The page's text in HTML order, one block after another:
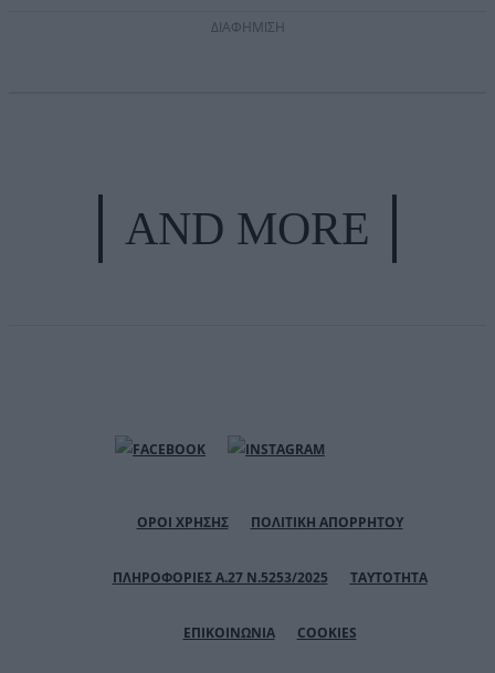
ΔΙΑΦΗΜΙΣΗ
AND MORE
ΟΡΟΙ ΧΡΗΣΗΣ ΠΟΛΙΤΙΚΗ ΑΠΟΡΡΗΤΟΥ
ΠΛΗΡΟΦΟΡΙΕΣ Α.27 Ν.5253/2025 ΤΑΥΤΟΤΗΤΑ
ΕΠΙΚΟΙΝΩΝΙΑ COOKIES